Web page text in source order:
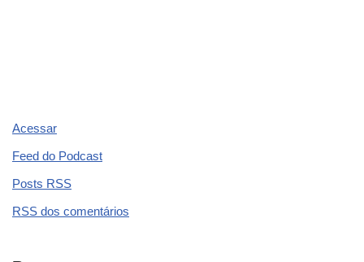
Acessar
Feed do Podcast
Posts RSS
RSS dos comentários